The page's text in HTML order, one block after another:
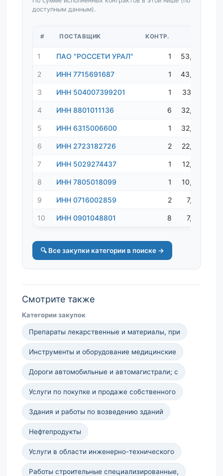
доступным данным).
# ПОСТАВЩИК КОНТР.
1 ПАО "РОССЕТИ УРАЛ" 1 53,3 млн ₽
2 ИНН 7715691687 1 43,9 млн ₽
3 ИНН 504007399201 1 33,1 млн ₽
4 ИНН 8801011136 6 32,3 млн ₽
5 ИНН 6315006600 1 32,0 млн ₽
6 ИНН 2723182726 2 22,5 млн ₽
7 ИНН 5029274437 1 12,4 млн ₽
8 ИНН 7805018099 1 10,6 млн ₽
9 ИНН 0716002859 2 7,8 млн ₽
10 ИНН 0901048801 8 7,8 млн ₽
🔍 Все закупки категории в поиске →
Смотрите также
Категории закупок
Препараты лекарственные и материалы, при
Инструменты и оборудование медицинские
Дороги автомобильные и автомагистрали; с
Услуги по покупке и продаже собственного
Здания и работы по возведению зданий
Нефтепродукты
Услуги в области инженерно-технического
Работы строительные специализированные,